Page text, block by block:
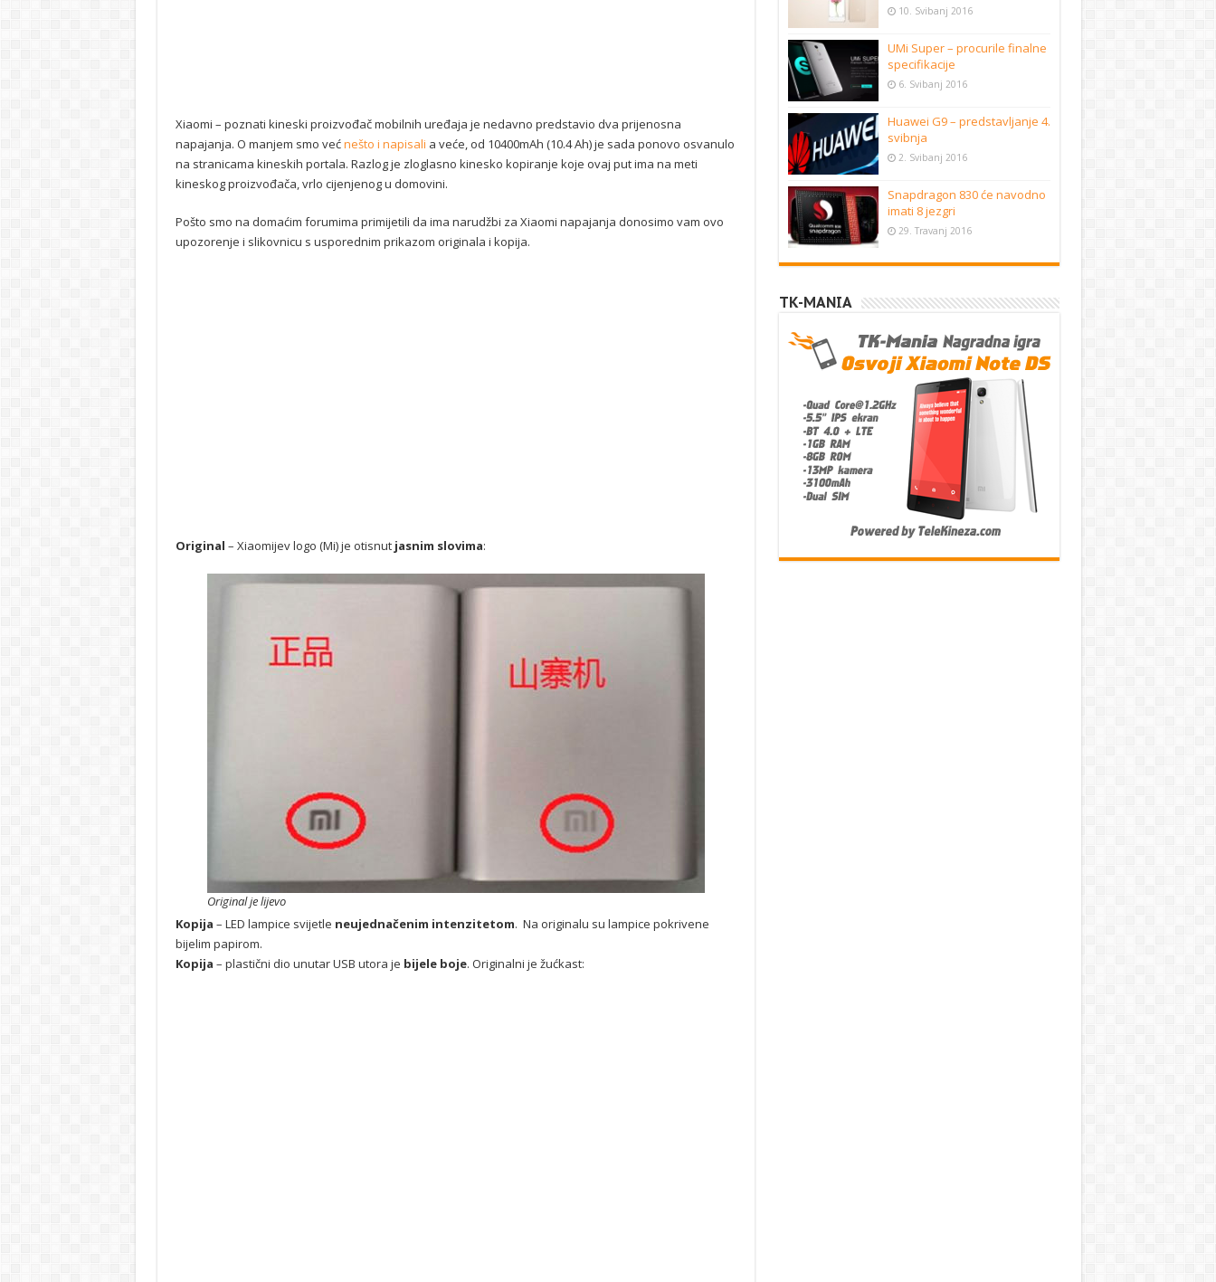
Xiaomi – poznati kineski proizvođač mobilnih uređaja je nedavno predstavio dva prijenosna
napajanja. O manjem smo većnešto i napisali a veće, od 10400mAh (10.4 Ah) je sada ponovo osvanulo
na stranicama kineskih portala. Razlog je zloglasno kinesko kopiranje koje ovaj put ima na meti
kineskog proizvođača, vrlo cijenjenog u domovini.
Pošto smo na domaćim forumima primijetili da ima narudžbi za Xiaomi napajanja donosimo vam ovo
upozorenje i slikovnicu s usporednim prikazom originala i kopija.
Original – Xiaomijev logo (Mi) je otisnut jasnim slovima:
Original je lijevo
Kopija – LED lampice svijetle neujednačenim intenzitetom. Na originalu su lampice pokrivene
bijelim papirom.
Kopija – plastični dio unutar USB utora je bijele boje. Originalni je žućkast:
10. Svibanj 2016
UMi Super – procurile finalne
specifikacije
6. Svibanj 2016
Huawei G9 – predstavljanje 4.
svibnja
2. Svibanj 2016
Snapdragon 830 će navodno
imati 8 jezgri
29. Travanj 2016
TK-MANIA